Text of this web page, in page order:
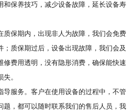
和保养技巧，减少设备故障，延长设备寿
质保期内，出现非人为故障，我们会免费
；质保期过后，设备出现故障，我们会及
修费用透明，没有隐形消费，确保能快速
。
导服务。客户在使用设备的过程中，不管
题，都可以随时联系我们的售后人员，我